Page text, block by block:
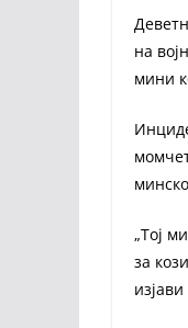
на
мини
„Тој
за